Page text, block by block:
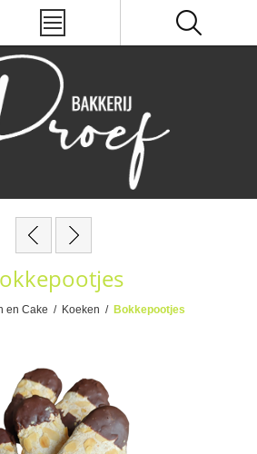
en Cake / Koeken / Bokkepootjes